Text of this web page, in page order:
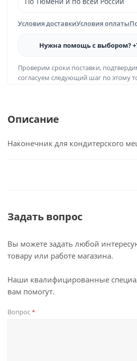
Условия доставкиУсловия оплаты
Нужна помощь с выбором? +7
Проверим сроки поставки,
согласуем следующий шаг по этому
Описание
Наконечник для кондитерского
Задать вопрос
Вы можете задать любой
товару или работе магазина.
Наши квалифицированные
вам помогут.
Вопрос*